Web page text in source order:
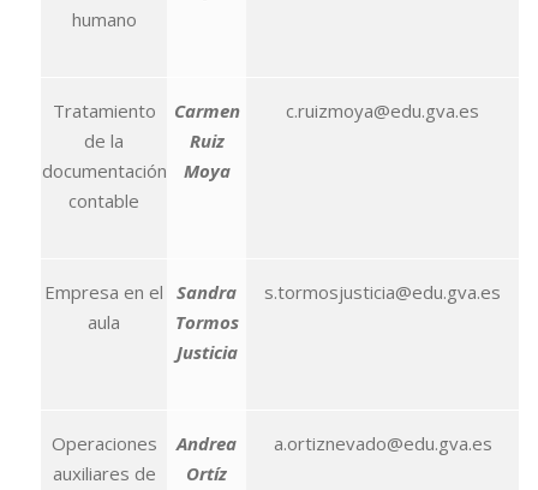
humano
Tratamiento
de la
documentación
contable
Carmen
Ruiz
Moya
c.ruizmoya@edu.gva.es
Empresa en el
aula
Sandra
Tormos
Justicia
s.tormosjusticia@edu.gva.es
Operaciones
auxiliares de
Andrea
Ortíz
a.ortiznevado@edu.gva.es